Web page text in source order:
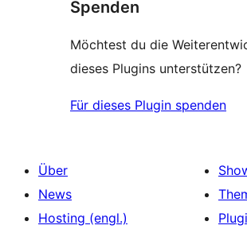
Spenden
Möchtest du die
dieses Plugins unterstützen?
Für dieses Plugin spenden
Über
News
Hosting (engl.)